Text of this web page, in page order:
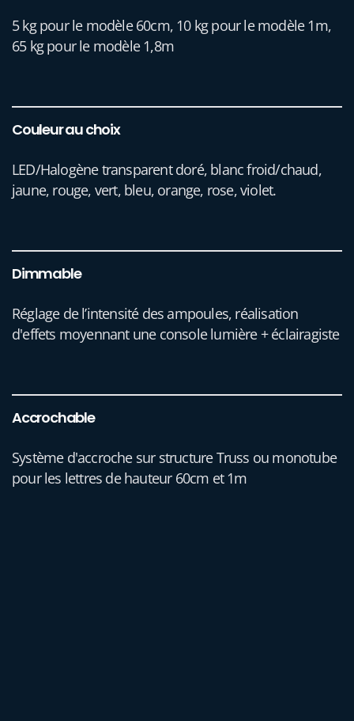
5 kg pour le modèle 60cm, 10 kg pour le modèle 1m,
65 kg pour le modèle 1,8m
Couleur au choix
LED/Halogène transparent doré, blanc froid/chaud,
jaune, rouge, vert, bleu, orange, rose, violet.
Dimmable
Réglage de l’intensité des ampoules, réalisation
d'effets moyennant une console lumière + éclairagiste
Accrochable
Système d'accroche sur structure Truss ou monotube
pour les lettres de hauteur 60cm et 1m